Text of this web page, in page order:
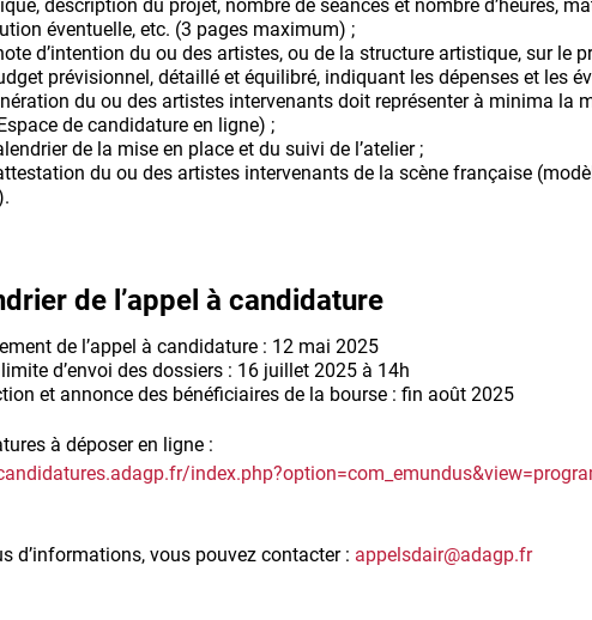
description du projet, nombre de séances et nombre d’heures,
éventuelle, etc. (3 pages maximum) ;
d’intention du ou des artistes, ou de la structure artistique, sur le
prévisionnel, détaillé et équilibré, indiquant les dépenses et les
du ou des artistes intervenants doit représenter à minima la
de candidature en ligne) ;
de la mise en place et du suivi de l’atelier ;
du ou des artistes intervenants de la scène française
de l’appel à candidature
de l’appel à candidature : 12 mai 2025
d’envoi des dossiers : 16 juillet 2025 à 14h
et annonce des bénéficiaires de la bourse : fin août 2025
à déposer en ligne :
d’informations, vous pouvez contacter : appelsdair@adagp.fr